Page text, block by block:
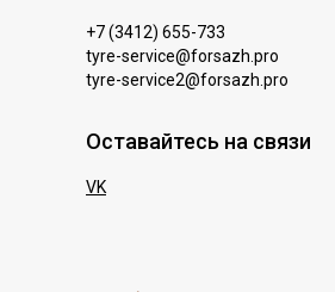
+7 (3412) 655-733
tyre-service@forsazh.pro
tyre-service2@forsazh.pro
Оставайтесь на связи
VK